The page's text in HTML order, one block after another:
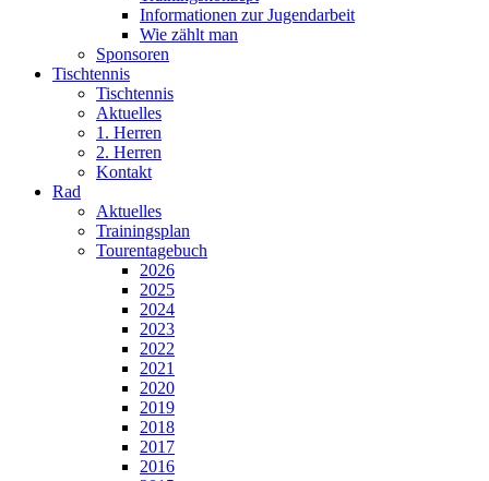
Informationen zur Jugendarbeit
Wie zählt man
Sponsoren
Tischtennis
Tischtennis
Aktuelles
1. Herren
2. Herren
Kontakt
Rad
Aktuelles
Trainingsplan
Tourentagebuch
2026
2025
2024
2023
2022
2021
2020
2019
2018
2017
2016